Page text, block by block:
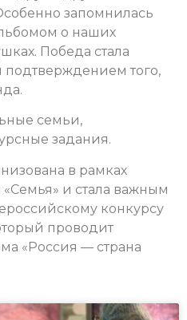
запомнилась
о наших
Победа стала
того,
семьи,
задания.
в рамках
и стала важным
конкурсу
проводит
«Россия — страна